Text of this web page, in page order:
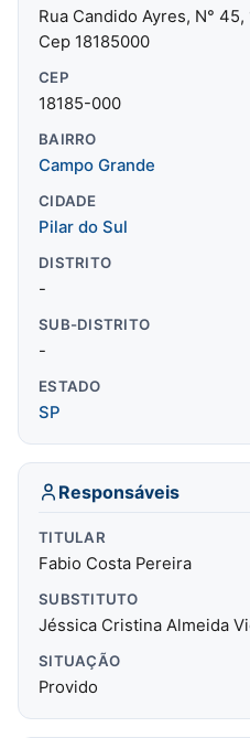
Rua Candido Ayres, N°
Cep 18185000
CEP
18185-000
BAIRRO
Campo Grande
CIDADE
Pilar do Sul
DISTRITO
-
SUB-DISTRITO
-
ESTADO
SP
Responsáveis
TITULAR
Fabio Costa Pereira
SUBSTITUTO
Jéssica Cristina Almeida
SITUAÇÃO
Provido